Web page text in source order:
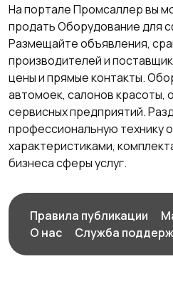
На портале Промсаллер вы
продать Оборудование для
Размещайте объявления,
производителей и
цены и прямые контакты.
автомоек, салонов красоты,
сервисных предприятий.
профессиональную технику
характеристиками,
бизнеса сферы услуг.
Правила публикации
О нас
Служба